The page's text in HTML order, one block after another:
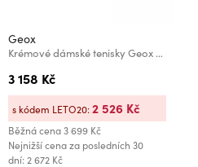
Geox
Krémové dámské tenisky Geox Nebula 2.0
3 158 Kč
Běžná cena3 699 Kč
Nejnižší cena za posledních 30
dní: 2 672 Kč
s kódem LETO20:2 526 Kč